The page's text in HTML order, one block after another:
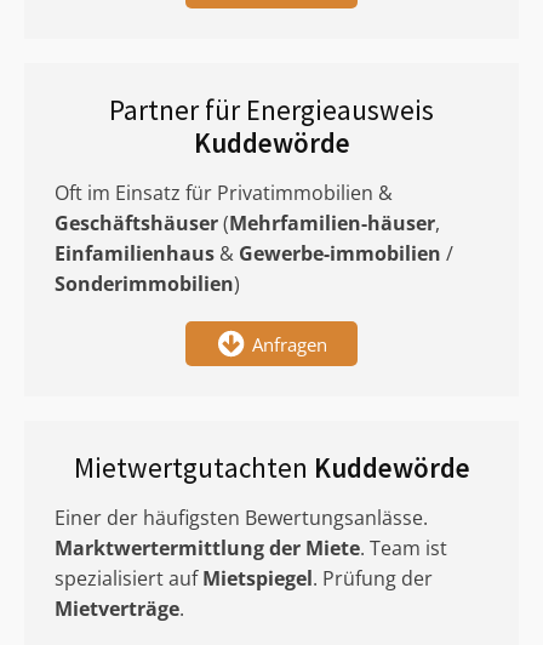
Partner für Energieausweis
Kuddewörde
Oft im Einsatz für Privatimmobilien &
Geschäftshäuser(Mehrfamilien-häuser,
Einfamilienhaus & Gewerbe-immobilien /
Sonderimmobilien)
Anfragen
Mietwertgutachten Kuddewörde
Einer der häufigsten Bewertungsanlässe.
Marktwertermittlungder Miete. Team ist
spezialisiert aufMietspiegel. Prüfung der
Mietverträge.